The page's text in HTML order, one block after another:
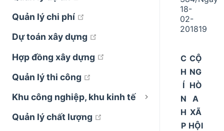
Quản lý chi phí
Dự toán xây dựng
Hợp đồng xây dựng
open in new window
Quản lý thi công
Khu công nghiệp, khu kinh tế
Quản lý chất lượng
open in new window
18-
02-
201819
C
H
Í
N
H
P
CỘ
NG
HÒ
A
XÃ
HỘI